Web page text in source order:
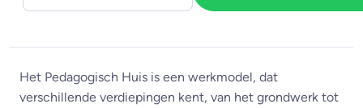
Het Pedagogisch Huis is een werkmodel, dat
verschillende verdiepingen kent, van het grondwerk tot